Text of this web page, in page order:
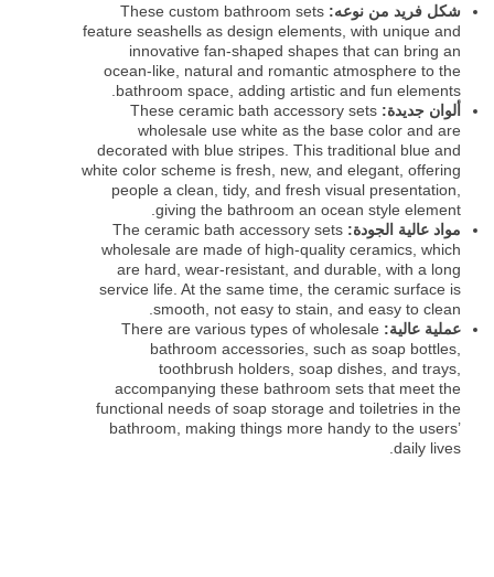
شكل فريد من نوعه: These custom bathroom sets
feature seashells as design elements, with unique and
innovative fan-shaped shapes that can bring an
ocean-like, natural and romantic atmosphere to the
bathroom space, adding artistic and fun elements.
ألوان جديدة: These ceramic bath accessory sets
wholesale use white as the base color and are
decorated with blue stripes. This traditional blue and
white color scheme is fresh, new, and elegant, offering
people a clean, tidy, and fresh visual presentation,
giving the bathroom an ocean style element.
مواد عالية الجودة: The ceramic bath accessory sets
wholesale are made of high-quality ceramics, which
are hard, wear-resistant, and durable, with a long
service life. At the same time, the ceramic surface is
smooth, not easy to stain, and easy to clean.
عملية عالية: There are various types of wholesale
bathroom accessories, such as soap bottles,
toothbrush holders, soap dishes, and trays,
accompanying these bathroom sets that meet the
functional needs of soap storage and toiletries in the
bathroom, making things more handy to the users’
daily lives.